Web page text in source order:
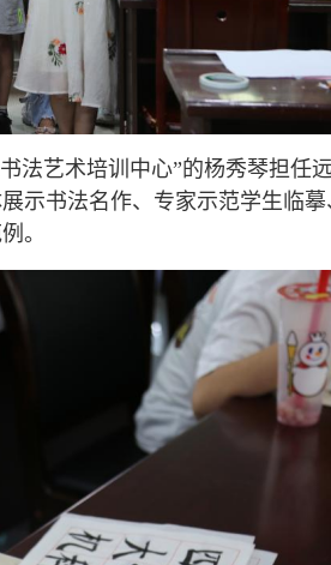
法艺术培训中心”的杨秀琴担任
示书法名作、专家示范学生临
。